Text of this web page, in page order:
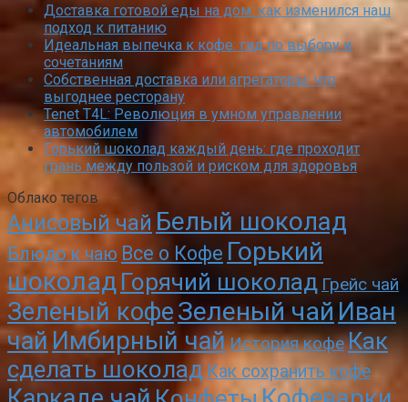
Доставка готовой еды на дом: как изменился наш
подход к питанию
Идеальная выпечка к кофе: гид по выбору и
сочетаниям
Собственная доставка или агрегаторы: что
выгоднее ресторану
Tenet T4L: Революция в умном управлении
автомобилем
Горький шоколад каждый день: где проходит
грань между пользой и риском для здоровья
Облако тегов
Анисовый чай Белый шоколад
Блюдо к чаю Все о Кофе Горький
шоколад Горячий шоколад Грейс чай
Зеленый кофеЗеленый чай Иван
чай Имбирный чайИстория кофеКак
сделать шоколад Как сохранить кофе